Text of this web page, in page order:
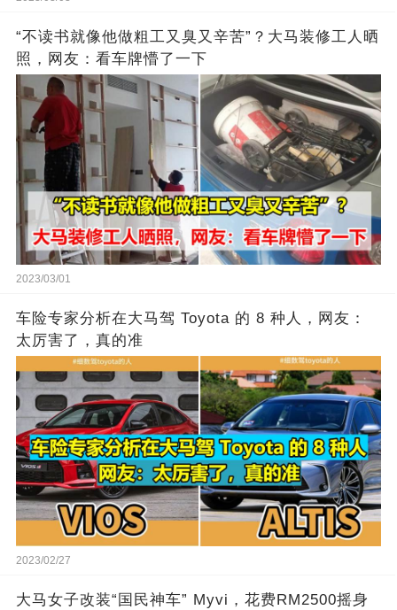
“不读书就像他做粗工又臭又辛苦”？大马装修工人晒
照，网友：看车牌懵了一下
2023/03/01
车险专家分析在大马驾 Toyota 的 8 种人，网友：
太厉害了，真的准
2023/02/27
大马女子改装“国民神车” Myvi，花费RM2500摇身